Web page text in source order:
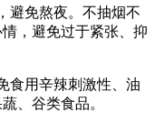
避免熬夜。不抽烟不
，避免过于紧张、抑
食用辛辣刺激性、油
、谷类食品。